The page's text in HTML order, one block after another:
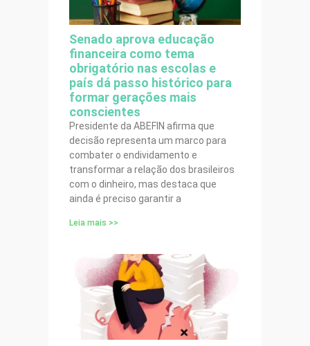
Senado aprova educação
financeira como tema
obrigatório nas escolas e
país dá passo histórico para
formar gerações mais
conscientes
Presidente da ABEFIN afirma que
decisão representa um marco para
combater o endividamento e
transformar a relação dos brasileiros
com o dinheiro, mas destaca que
ainda é preciso garantir a
Leia mais >>